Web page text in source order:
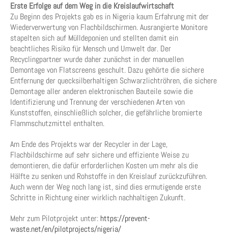
Erste Erfolge auf dem Weg in die Kreislaufwirtschaft
Zu Beginn des Projekts gab es in Nigeria kaum Erfahrung mit der
Wiederverwertung von Flachbildschirmen. Ausrangierte Monitore
stapelten sich auf Mülldeponien und stellten damit ein
beachtliches Risiko für Mensch und Umwelt dar. Der
Recyclingpartner wurde daher zunächst in der manuellen
Demontage von Flatscreens geschult. Dazu gehörte die sichere
Entfernung der quecksilberhaltigen Schwarzlichtröhren, die sichere
Demontage aller anderen elektronischen Bauteile sowie die
Identifizierung und Trennung der verschiedenen Arten von
Kunststoffen, einschließlich solcher, die gefährliche bromierte
Flammschutzmittel enthalten.
Am Ende des Projekts war der Recycler in der Lage,
Flachbildschirme auf sehr sichere und effiziente Weise zu
demontieren, die dafür erforderlichen Kosten um mehr als die
Hälfte zu senken und Rohstoffe in den Kreislauf zurückzuführen.
Auch wenn der Weg noch lang ist, sind dies ermutigende erste
Schritte in Richtung einer wirklich nachhaltigen Zukunft.
Mehr zum Pilotprojekt unter: https://prevent-
waste.net/en/pilotprojects/nigeria/